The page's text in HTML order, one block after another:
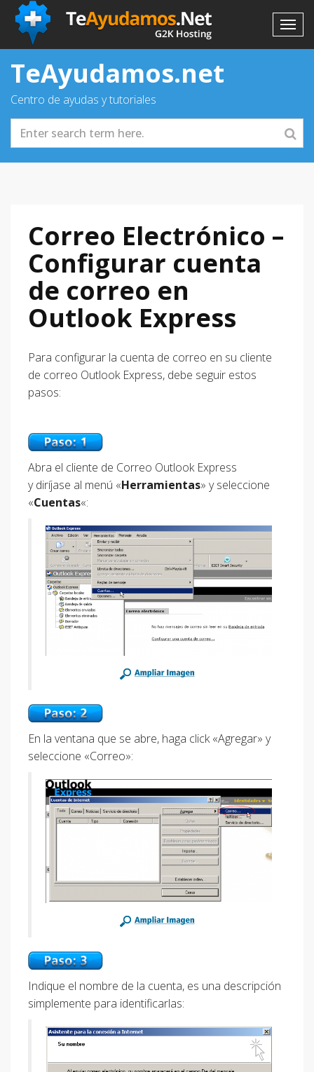
TeAyudamos.net
Centro de ayudas y tutoriales
Correo Electrónico –
Configurar cuenta
de correo en
Outlook Express
Para configurar la cuenta de correo en su cliente
de correo Outlook Express, debe seguir estos
pasos:
Abra el cliente de Correo Outlook Express
y diríjase al menú «Herramientas» y seleccione
«Cuentas«:
En la ventana que se abre, haga click «Agregar» y
seleccione «Correo»:
Indique el nombre de la cuenta, es una descripción
simplemente para identificarlas: